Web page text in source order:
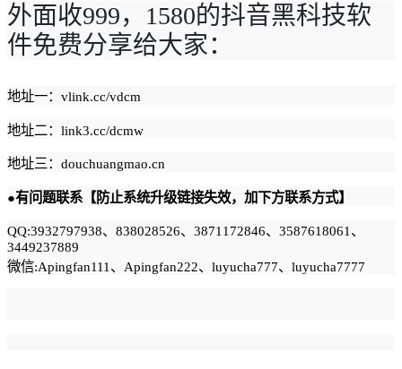
外面收999，1580的抖音黑科技软
件免费分享给大家：
地址一：vlink.cc/vdcm
地址二：link3.cc/dcmw
地址三：douchuangmao.cn
●有问题联系【防止系统升级链接失效，加下方联系方式】
QQ:3932797938、838028526、3871172846、3587618061、
3449237889
微信:Apingfan111、Apingfan222、luyucha777、luyucha7777